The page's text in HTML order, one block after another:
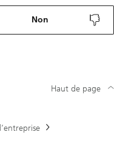
Non
Haut de page